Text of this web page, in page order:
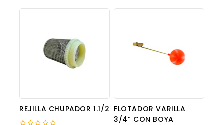
REJILLA CHUPADOR 1.1/2 FLOTADOR VARILLA
3/4” CON BOYA